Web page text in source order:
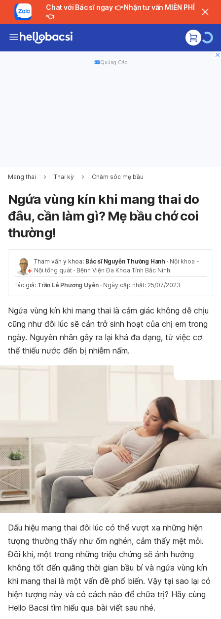
Chat với Bác sĩ ngay 👉 Nhận tư vấn MIỄN PHÍ
👈
Quảng Cáo
Mang thai Thai kỳ Chăm sóc mẹ bầu
Ngứa vùng kín khi mang thai do
đâu, cần làm gì? Mẹ bầu chớ coi
thường!
Tham vấn y khoa: Bác sĩ Nguyễn Thường Hanh · Nội khoa -
Nội tổng quát · Bệnh Viện Đa Khoa Tỉnh Bắc Ninh
Tác giả: Trần Lê Phương Uyên · Ngày cập nhật: 25/07/2023
Ngứa vùng kín khi mang thai là cảm giác không dễ chịu
cũng như đôi lúc sẽ cản trở sinh hoạt của chị em trong
ngày. Nguyên nhân gây ra lại khá đa dạng, từ việc cơ
thể thiếu nước đến bị nhiễm nấm.
Dấu hiệu mang thai đôi lúc có thể vượt xa những hiện
tượng thường thấy như ốm nghén, cảm thấy mệt mỏi.
Đôi khi, một trong những triệu chứng sẽ ảnh hưởng
không tốt đến quãng thời gian bầu bí và ngứa vùng kín
khi mang thai là một vấn đề phổ biến. Vậy tại sao lại có
hiện tượng này và có cách nào để chữa trị? Hãy cùng
Hello Bacsi tìm hiểu qua bài viết sau nhé.